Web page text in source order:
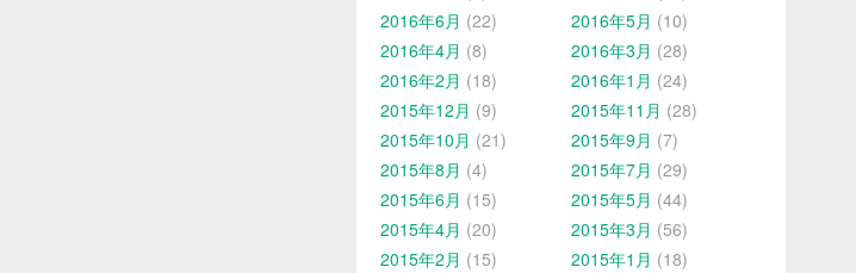
2016年6月 (22) 2016年5月 (10)
2016年4月 (8) 2016年3月 (28)
2016年2月 (18) 2016年1月 (24)
2015年12月 (9) 2015年11月 (28)
2015年10月 (21) 2015年9月 (7)
2015年8月 (4) 2015年7月 (29)
2015年6月 (15) 2015年5月 (44)
2015年4月 (20) 2015年3月 (56)
2015年2月 (15) 2015年1月 (18)